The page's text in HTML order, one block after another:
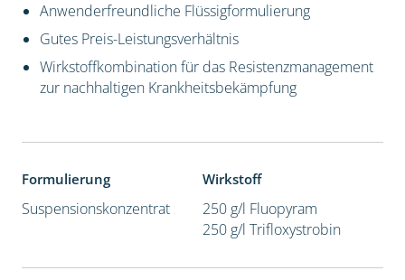
Anwenderfreundliche Flüssigformulierung
Gutes Preis-Leistungsverhältnis
Wirkstoffkombination für das Resistenzmanagement
zur nachhaltigen Krankheitsbekämpfung
Formulierung
Suspensionskonzentrat
Wirkstoff
250 g/l Fluopyram
250 g/l Trifloxystrobin